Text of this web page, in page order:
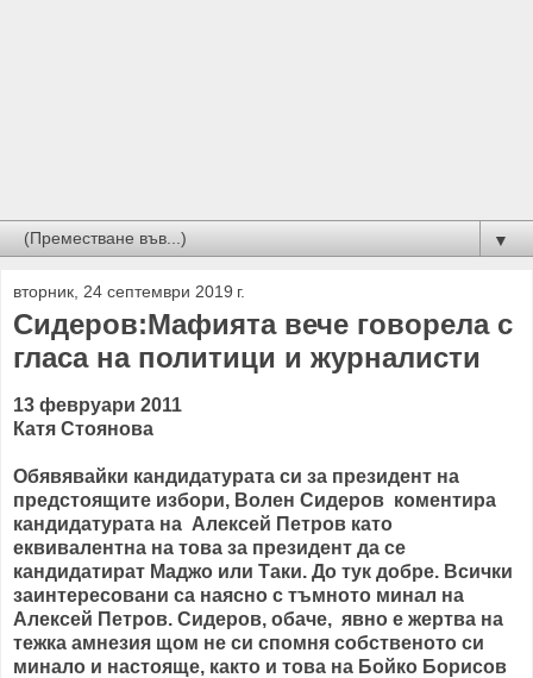
▼
вторник, 24 септември 2019 г.
Сидеров:Мафията вече говорела с
гласа на политици и журналисти
13 февруари 2011
Катя Стоянова
Обявявайки кандидатурата си за президент на
предстоящите избори, Волен Сидеров коментира
кандидатурата на Алексей Петров като
еквивалентна на това за президент да се
кандидатират Маджо или Таки. До тук добре. Всички
заинтересовани са наясно с тъмното минал на
Алексей Петров. Сидеров, обаче, явно е жертва на
тежка амнезия щом не си спомня собственото си
минало и настояще, както и това на Бойко Борисов